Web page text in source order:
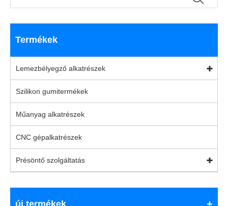
Termékek
Lemezbélyegző alkatrészek
Szilikon gumitermékek
Műanyag alkatrészek
CNC gépalkatrészek
Présöntő szolgáltatás